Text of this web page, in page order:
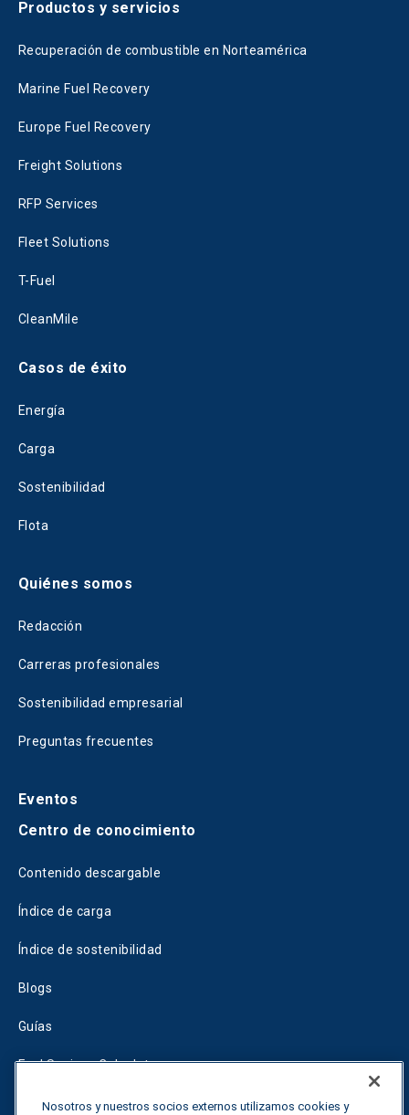
Productos y servicios
Recuperación de combustible en Norteamérica
Marine Fuel Recovery
Europe Fuel Recovery
Freight Solutions
RFP Services
Fleet Solutions
T-Fuel
CleanMile
Casos de éxito
Energía
Carga
Sostenibilidad
Flota
Quiénes somos
Redacción
Carreras profesionales
Sostenibilidad empresarial
Preguntas frecuentes
Eventos
Centro de conocimiento
Contenido descargable
Índice de carga
Índice de sostenibilidad
Blogs
Guías
Fuel Savings Calculator
Calculadora de optimización del transporte
Nosotros y nuestros socios externos utilizamos cookies y